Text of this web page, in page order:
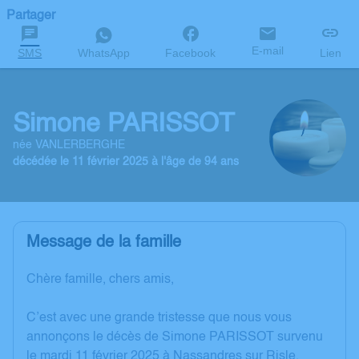
Partager
SMS WhatsApp Facebook E-mail Lien
Simone PARISSOT
née VANLERBERGHE
décédée le 11 février 2025 à l'âge de 94 ans
Message de la famille
Chère famille, chers amis,
C’est avec une grande tristesse que nous vous
annonçons le décès de Simone PARISSOT survenu